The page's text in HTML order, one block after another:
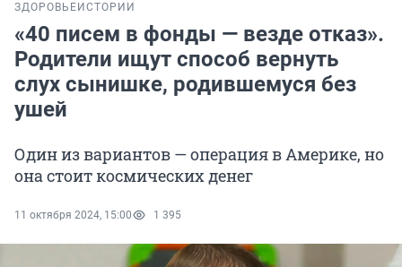
ЗДОРОВЬЕ ИСТОРИИ
«40 писем в фонды — везде отказ».
Родители ищут способ вернуть
слух сынишке, родившемуся без
ушей
Один из вариантов — операция в Америке, но
она стоит космических денег
11 октября 2024, 15:00 1 395